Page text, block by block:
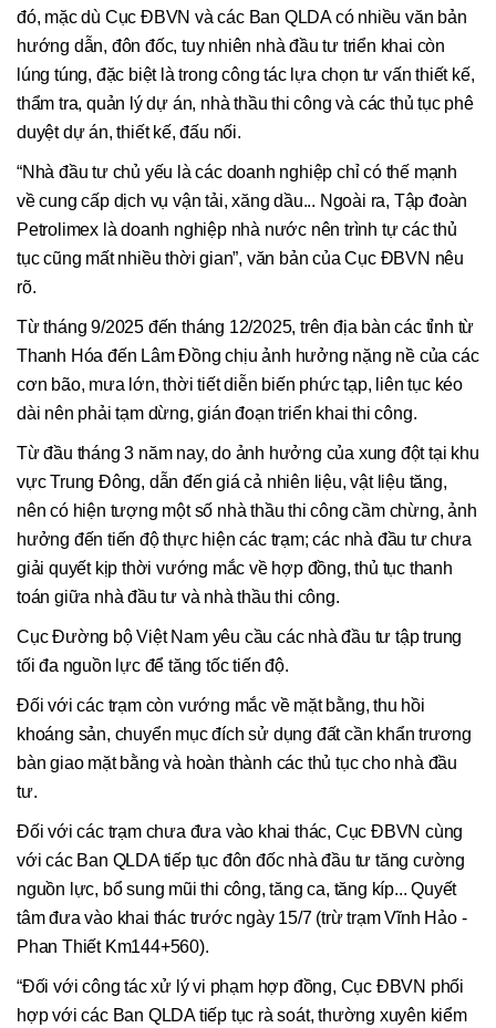
đó, mặc dù Cục ĐBVN và các Ban QLDA có nhiều văn bản
hướng dẫn, đôn đốc, tuy nhiên nhà đầu tư triển khai còn
lúng túng, đặc biệt là trong công tác lựa chọn tư vấn thiết kế,
thẩm tra, quản lý dự án, nhà thầu thi công và các thủ tục phê
duyệt dự án, thiết kế, đấu nối.
“Nhà đầu tư chủ yếu là các doanh nghiệp chỉ có thế mạnh
về cung cấp dịch vụ vận tải, xăng dầu... Ngoài ra, Tập đoàn
Petrolimex là doanh nghiệp nhà nước nên trình tự các thủ
tục cũng mất nhiều thời gian”, văn bản của Cục ĐBVN nêu
rõ.
Từ tháng 9/2025 đến tháng 12/2025, trên địa bàn các tỉnh từ
Thanh Hóa đến Lâm Đồng chịu ảnh hưởng nặng nề của các
cơn bão, mưa lớn, thời tiết diễn biến phức tạp, liên tục kéo
dài nên phải tạm dừng, gián đoạn triển khai thi công.
Từ đầu tháng 3 năm nay, do ảnh hưởng của xung đột tại khu
vực Trung Đông, dẫn đến giá cả nhiên liệu, vật liệu tăng,
nên có hiện tượng một số nhà thầu thi công cầm chừng, ảnh
hưởng đến tiến độ thực hiện các trạm; các nhà đầu tư chưa
giải quyết kịp thời vướng mắc về hợp đồng, thủ tục thanh
toán giữa nhà đầu tư và nhà thầu thi công.
Cục Đường bộ Việt Nam yêu cầu các nhà đầu tư tập trung
tối đa nguồn lực để tăng tốc tiến độ.
Đối với các trạm còn vướng mắc về mặt bằng, thu hồi
khoáng sản, chuyển mục đích sử dụng đất cần khẩn trương
bàn giao mặt bằng và hoàn thành các thủ tục cho nhà đầu
tư.
Đối với các trạm chưa đưa vào khai thác, Cục ĐBVN cùng
với các Ban QLDA tiếp tục đôn đốc nhà đầu tư tăng cường
nguồn lực, bổ sung mũi thi công, tăng ca, tăng kíp... Quyết
tâm đưa vào khai thác trước ngày 15/7 (trừ trạm Vĩnh Hảo -
Phan Thiết Km144+560).
“Đối với công tác xử lý vi phạm hợp đồng, Cục ĐBVN phối
hợp với các Ban QLDA tiếp tục rà soát, thường xuyên kiểm